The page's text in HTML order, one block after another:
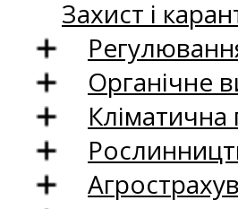
Захист і
Органічне
Кліматична